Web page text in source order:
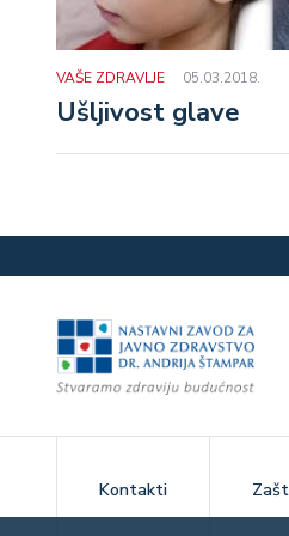
VAŠE ZDRAVLJE 05.03.2018.
Ušljivost glave
Kontakti